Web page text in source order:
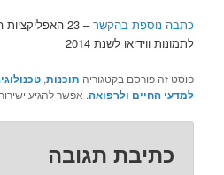
כתבה נוספת בהקשר
– 23
לתמונות ווידיאו לשנת 2014
פוסט זה פורסם בקטגוריה תוכנות,
למדעי החיים ולרפואה. אפשר להגיע
כתיבת תגובה